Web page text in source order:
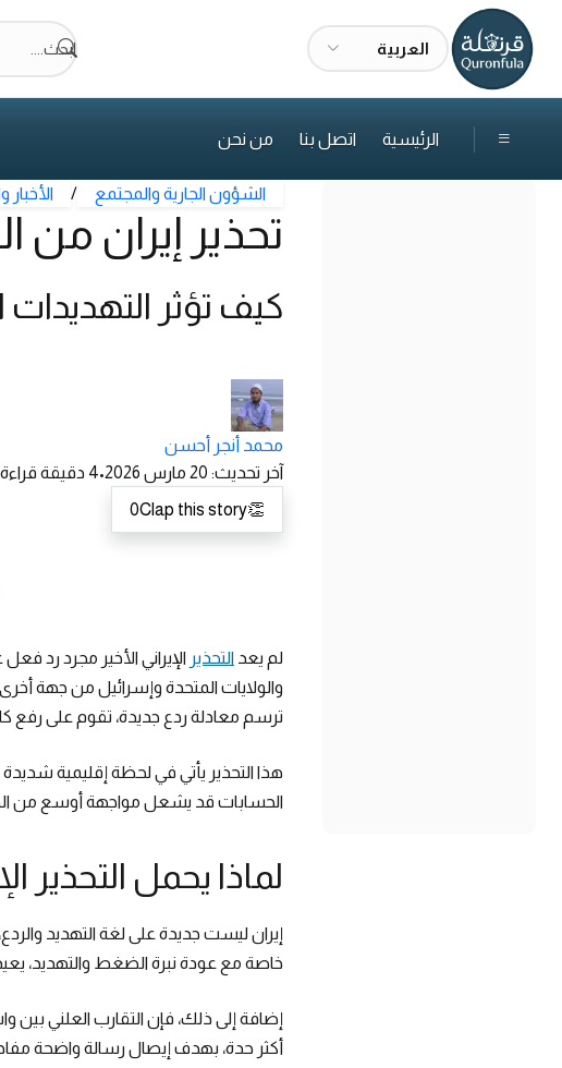
العربية ابحث....
الرئيسية اتصل بنا من نحن
الشؤون الجارية والمجتمع /
تحذير إيران من
كيف تؤثر التهديدات
محمد أنجر أحسن
آخر تحديث: 20 مارس 2026 •
4 دقيقة قراءة
👏
0Clap this story
لم يعد التحذير الإيراني الأخير مجرد رد
والولايات المتحدة وإسرائيل من جهة
ترسم معادلة ردع جديدة، تقوم على
هذا التحذير يأتي في لحظة إقليمية
الحسابات قد يشعل مواجهة أوسع من
لماذا يحمل التحذير
إيران ليست جديدة على لغة التهديد
خاصة مع عودة نبرة الضغط والتهديد،
إضافة إلى ذلك، فإن التقارب العلني
أكثر حدة، بهدف إيصال رسالة واضحة